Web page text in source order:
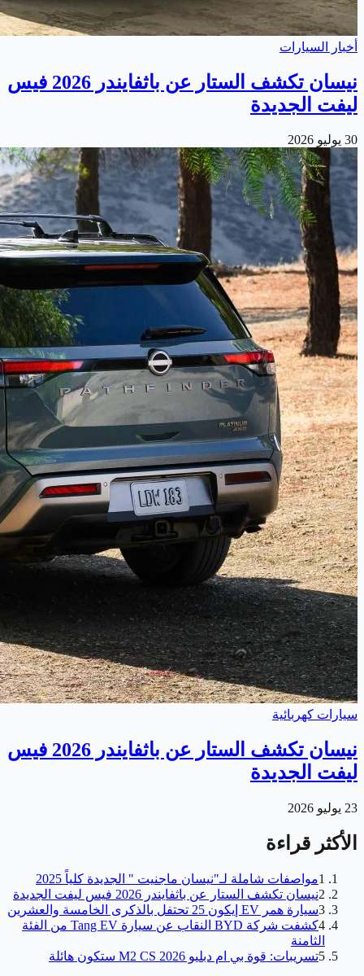
أخبار السيارات
نيسان تكشف الستار عن باثفايندر 2026 فيس
ليفت الجديدة
30 يوليو 2026
سيارات كهربائية
نيسان تكشف الستار عن باثفايندر 2026 فيس
ليفت الجديدة
23 يوليو 2026
الأكثر قراءة
1مواصفات شاملة لـ"نيسان ماجنيت " الجديدة كلياً 2025
2نيسان تكشف الستار عن باثفايندر 2026 فيس ليفت الجديدة
3سيارة همر EV إيكون 25 تحتفل بالذكرى الخامسة والعشرين
4
كشفت شركة BYD النقاب عن سيارة Tang EV من الفئة
الثامنة
5تسريبات: قوة بي ام دبليو M2 CS 2026 ستكون هائلة